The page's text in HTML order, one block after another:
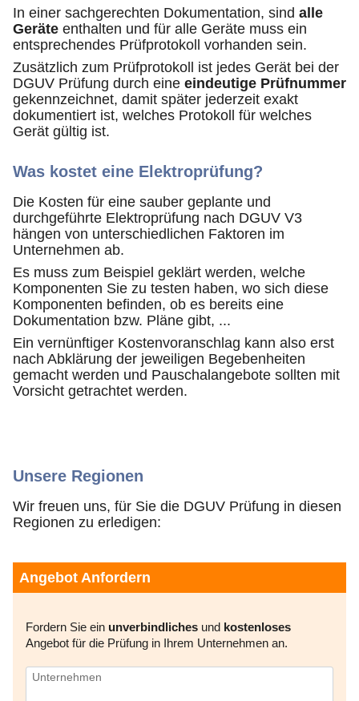
In einer sachgerechten Dokumentation, sind alle
Geräte enthalten und für alle Geräte muss ein
entsprechendes Prüfprotokoll vorhanden sein.
Zusätzlich zum Prüfprotokoll ist jedes Gerät bei der
DGUV Prüfung durch eine eindeutige Prüfnummer
gekennzeichnet, damit später jederzeit exakt
dokumentiert ist, welches Protokoll für welches
Gerät gültig ist.
Was kostet eine Elektroprüfung?
Die Kosten für eine sauber geplante und
durchgeführte Elektroprüfung nach DGUV V3
hängen von unterschiedlichen Faktoren im
Unternehmen ab.
Es muss zum Beispiel geklärt werden, welche
Komponenten Sie zu testen haben, wo sich diese
Komponenten befinden, ob es bereits eine
Dokumentation bzw. Pläne gibt, ...
Ein vernünftiger Kostenvoranschlag kann also erst
nach Abklärung der jeweiligen Begebenheiten
gemacht werden und Pauschalangebote sollten mit
Vorsicht getrachtet werden.
Unsere Regionen
Wir freuen uns, für Sie die DGUV Prüfung in diesen
Regionen zu erledigen:
Angebot Anfordern
Fordern Sie ein unverbindliches und kostenloses
Angebot für die Prüfung in Ihrem Unternehmen an.
Unternehmen